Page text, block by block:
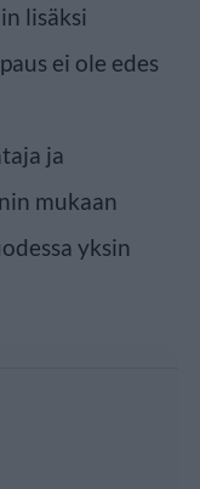
lisäksi
ei ole edes
ja
mukaan
yksin